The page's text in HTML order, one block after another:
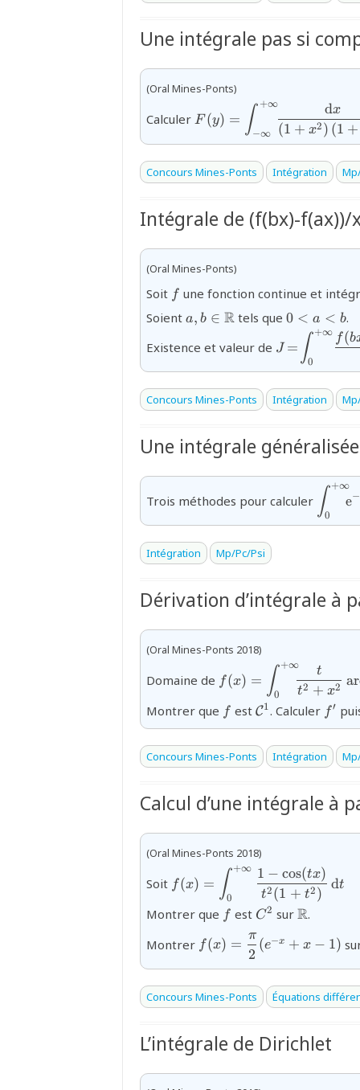
Une intégrale pas si
(Oral Mines-Ponts)
Calculer
{F(y)=\displaystyle\int_{-
{\left(1+x^{2}\right)
\left(1+ixy\right)}}
F (y) = ∫−∞
+∞
(1 + x2 ) (1 +
dx
Concours Mines-Ponts Intégration
Intégrale de (f(bx)-f(ax))/
(Oral Mines-Ponts)
Soit {f}
f une fonction continue et
Soient{a,b\in
\mathbb{R}}
a, b ∈ R tels que{0\lt
a\lt
b}
0 < a < b.
Existence et valeur de J = ∫0
+∞ f(b
Concours Mines-Ponts Intégration
Une intégrale généralisée
Trois méthodes pour calculer ∫0
+∞
e−
Intégration Mp/Pc/Psi
Dérivation d’intégrale à
(Oral Mines-Ponts 2018)
Domaine de f(x) = ∫0
+∞
t2 + x2
t
ar
Montrer que {f}
f estC1. Calculer {f'}
f′
Concours Mines-Ponts Intégration
Calcul d’une intégrale à
(Oral Mines-Ponts 2018)
Soit \cos
f(x) = ∫0
+∞
t2 (1 + t2 )
1 − cos(tx)
dt
Montrer que {f}
f est {C^{2}}
C2 surR.
Montrer
{2}(e^{-x}+x-1)}
f(x) =
2
π
(e−x + x − 1)
Concours Mines-Ponts Équations
L’intégrale de Dirichlet